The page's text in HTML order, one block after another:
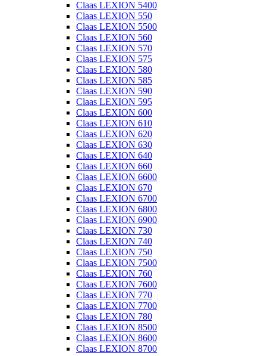
Claas LEXION 5400
Claas LEXION 550
Claas LEXION 5500
Claas LEXION 560
Claas LEXION 570
Claas LEXION 575
Claas LEXION 580
Claas LEXION 585
Claas LEXION 590
Claas LEXION 595
Claas LEXION 600
Claas LEXION 610
Claas LEXION 620
Claas LEXION 630
Claas LEXION 640
Claas LEXION 660
Claas LEXION 6600
Claas LEXION 670
Claas LEXION 6700
Claas LEXION 6800
Claas LEXION 6900
Claas LEXION 730
Claas LEXION 740
Claas LEXION 750
Claas LEXION 7500
Claas LEXION 760
Claas LEXION 7600
Claas LEXION 770
Claas LEXION 7700
Claas LEXION 780
Claas LEXION 8500
Claas LEXION 8600
Claas LEXION 8700